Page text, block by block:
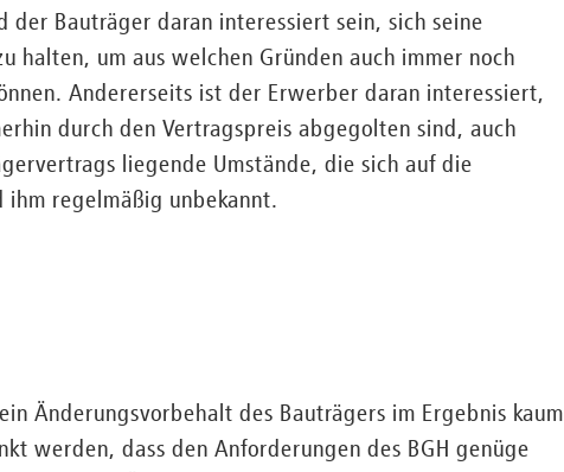
Bauträger daran interessiert sein, sich seine
halten, um aus welchen Gründen auch immer noch
Andererseits ist der Erwerber daran interessiert,
durch den Vertragspreis abgegolten sind, auch
liegende Umstände, die sich auf die
ihm regelmäßig unbekannt.
Änderungsvorbehalt des Bauträgers im Ergebnis kaum
werden, dass den Anforderungen des BGH genüge